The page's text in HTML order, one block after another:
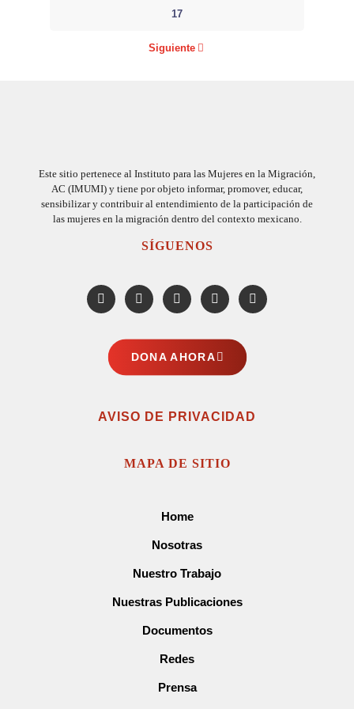
17
Siguiente
Este sitio pertenece al Instituto para las Mujeres en la Migración,
AC (IMUMI) y tiene por objeto informar, promover, educar,
sensibilizar y contribuir al entendimiento de la participación de
las mujeres en la migración dentro del contexto mexicano.
SÍGUENOS
DONA AHORA
AVISO DE PRIVACIDAD
MAPA DE SITIO
Home
Nosotras
Nuestro Trabajo
Nuestras Publicaciones
Documentos
Redes
Prensa